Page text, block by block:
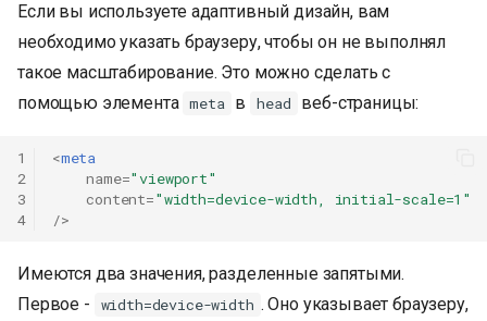
Если вы используете адаптивный дизайн, вам
необходимо указать браузеру, чтобы он не выполнял
такое масштабирование. Это можно сделать с
помощью элемента meta в head веб-страницы:
1
2
3
4
<meta
name="viewport"
content="width=device-width, initial-scale=1"
/>
Имеются два значения, разделенные запятыми.
Первое -
width=device-width . Оно указывает браузеру,